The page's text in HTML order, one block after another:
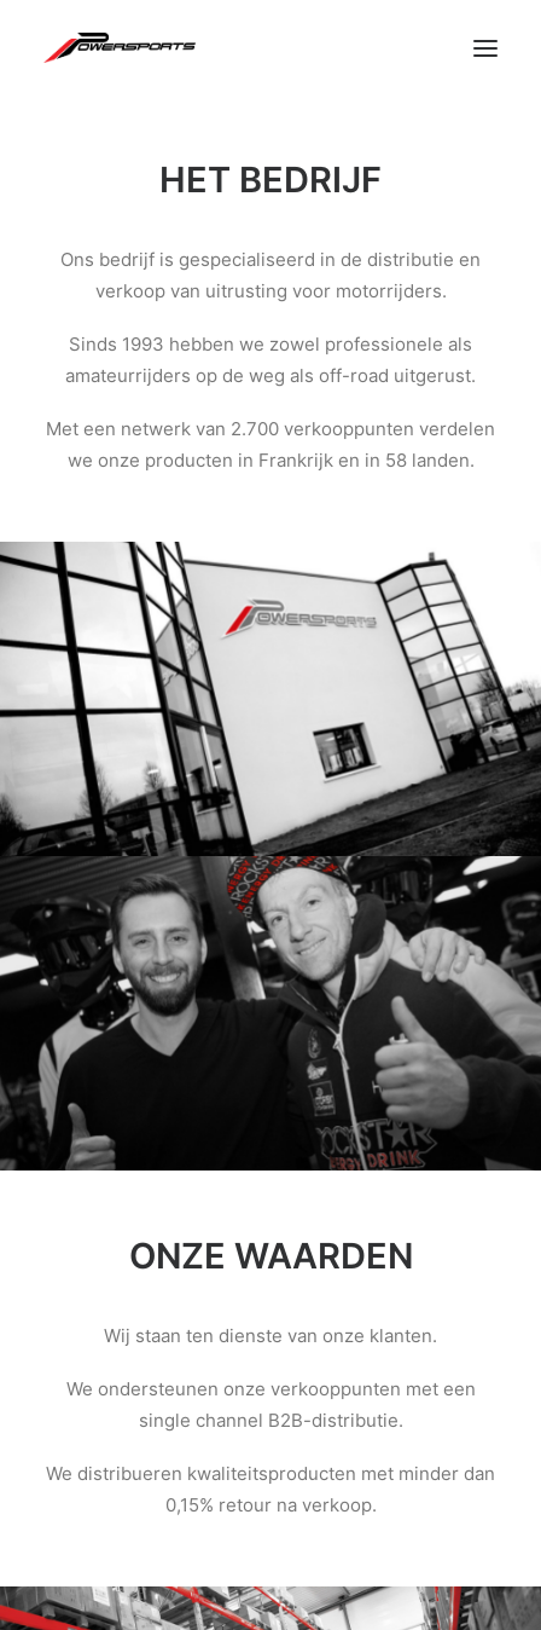
PRO RUIMTE
HET BEDRIJF
Ons bedrijf is gespecialiseerd in de distributie en
verkoop van uitrusting voor motorrijders.
Sinds 1993 hebben we zowel professionele als
amateurrijders op de weg als off-road uitgerust.
Met een netwerk van 2.700 verkooppunten verdelen
we onze producten in Frankrijk en in 58 landen.
ONZE WAARDEN
Wij staan ten dienste van onze klanten.
We ondersteunen onze verkooppunten met een
single channel B2B-distributie.
We distribueren kwaliteitsproducten met minder dan
0,15% retour na verkoop.